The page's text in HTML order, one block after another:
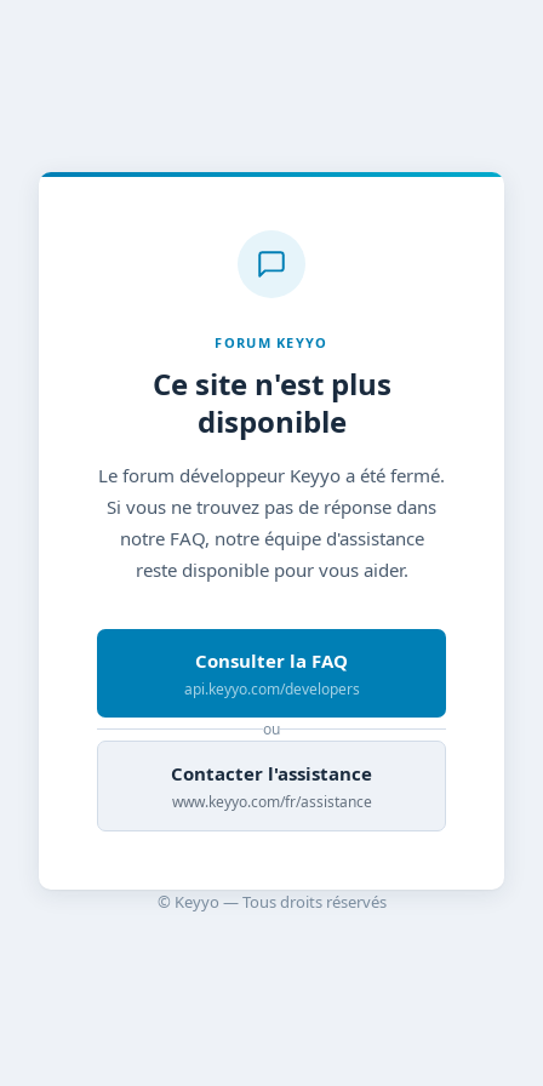
FORUM KEYYO
Ce site n'est plus
disponible
Le forum développeur Keyyo a été fermé.
Si vous ne trouvez pas de réponse dans
notre FAQ, notre équipe d'assistance
reste disponible pour vous aider.
Consulter la FAQ
api.keyyo.com/developers
ou
Contacter l'assistance
www.keyyo.com/fr/assistance
© Keyyo — Tous droits réservés